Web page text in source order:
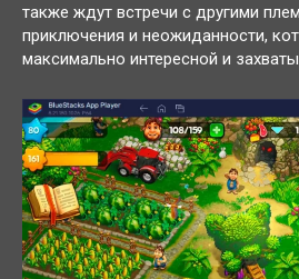
также ждут встречи с другими
приключения и неожиданности,
максимально интересной и